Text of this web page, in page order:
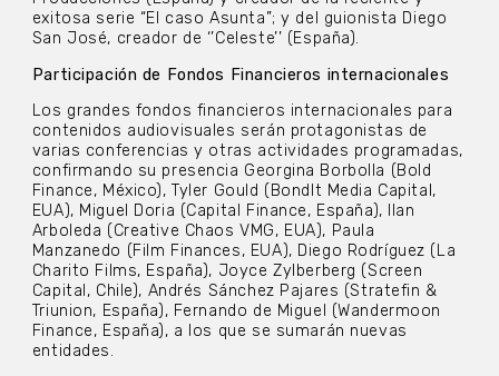
exitosa serie “El caso Asunta”; y del guionista Diego
San José, creador de ‘’Celeste’’ (España).
Participación de Fondos Financieros internacionales
Los grandes fondos financieros internacionales para
contenidos audiovisuales serán protagonistas de
varias conferencias y otras actividades programadas,
confirmando su presencia Georgina Borbolla (Bold
Finance, México), Tyler Gould (BondIt Media Capital,
EUA), Miguel Doria (Capital Finance, España), Ilan
Arboleda (Creative Chaos VMG, EUA), Paula
Manzanedo (Film Finances, EUA), Diego Rodríguez (La
Charito Films, España), Joyce Zylberberg (Screen
Capital, Chile), Andrés Sánchez Pajares (Stratefin &
Triunion, España), Fernando de Miguel (Wandermoon
Finance, España), a los que se sumarán nuevas
entidades.